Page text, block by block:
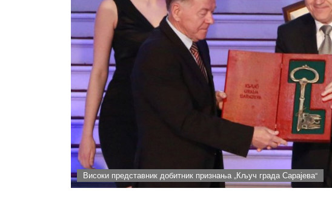
Високи представник добитник признања „Кључ града Сарајева“